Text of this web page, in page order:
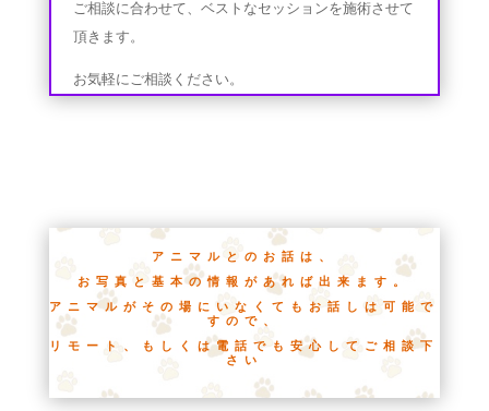
ご相談に合わせて、ベストなセッションを施術させて
頂きます。
お気軽にご相談ください。
アニマルとのお話は、
お写真と基本の情報があれば出来ます。
アニマルがその場にいなくてもお話しは可能で
すので、
リモート、もしくは電話でも安心してご相談下
さい